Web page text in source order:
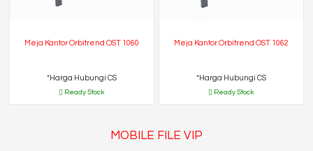
Meja Kantor Orbitrend OST 1060
*Harga Hubungi CS
Ready Stock
Meja Kantor Orbitrend OST 1062
*Harga Hubungi CS
Ready Stock
MOBILE FILE VIP